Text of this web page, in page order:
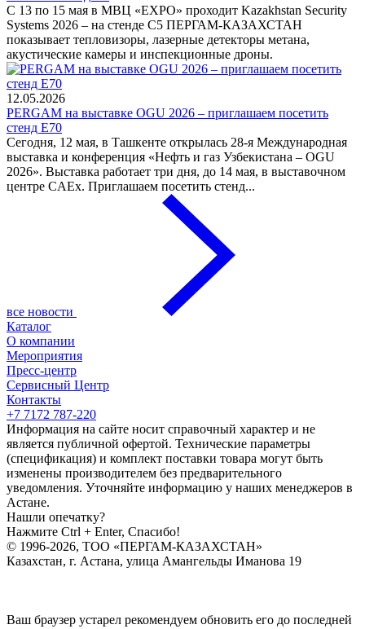
С 13 по 15 мая в МВЦ «EXPO» проходит Kazakhstan Security
Systems 2026 – на стенде C5 ПЕРГАМ-КАЗАХСТАН
показывает тепловизоры, лазерные детекторы метана,
акустические камеры и инспекционные дроны.
12.05.2026
PERGAM на выставке OGU 2026 – приглашаем посетить
стенд E70
Сегодня, 12 мая, в Ташкенте открылась 28-я Международная
выставка и конференция «Нефть и газ Узбекистана – OGU
2026». Выставка работает три дня, до 14 мая, в выставочном
центре CAEx. Приглашаем посетить стенд...
все новости
Каталог
О компании
Мероприятия
Пресс-центр
Сервисный Центр
Контакты
+7 7172 787-220
Информация на сайте носит справочный характер и не
является публичной офертой. Технические параметры
(спецификация) и комплект поставки товара могут быть
изменены производителем без предварительного
уведомления. Уточняйте информацию у наших менеджеров в
Астане.
Нашли опечатку?
Нажмите Ctrl + Enter, Спасибо!
© 1996-2026, ТОО «ПЕРГАМ-КАЗАХСТАН»
Казахстан, г. Астана, улица Амангельды Иманова 19
Ваш браузер устарел рекомендуем обновить его до последней